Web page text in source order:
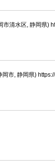
市清水区, 静岡県)
岡市, 静岡県)